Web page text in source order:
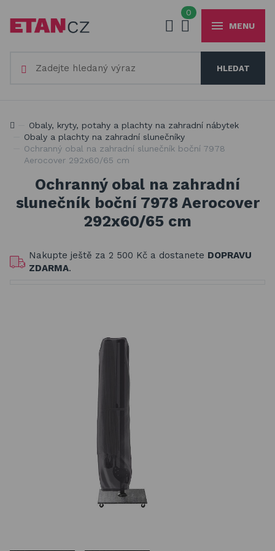
Registrovat
Zapomenuté heslo
0
MENU
+420777 230 065
Obaly, kryty, potahy a plachty na zahradní nábytek
Dřevěné hračky pro děti
Stavebnice Qman pro děti
Houpačky a závěsné systémy
Venkovní hry a hračky pro děti
Slackline
HLEDAT
Jsme experti na zastínění a venkovní zábavu
Obaly, kryty, potahy a plachty na zahradní nábytek
Obaly a plachty na zahradní slunečníky
Ochranný obal na zahradní slunečník boční 7978
Aerocover 292x60/65 cm
Ochranný obal na zahradní
slunečník boční 7978 Aerocover
292x60/65 cm
Nakupte ještě za 2 500 Kč a dostanete DOPRAVU
ZDARMA.